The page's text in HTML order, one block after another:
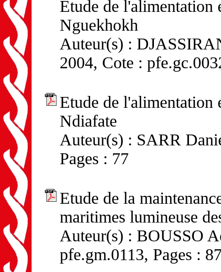
Etude de l'alimentation
Nguekhokh
Auteur(s) :
2004, Cote :
Etude de l'alimentation
Ndiafate
Auteur(s) : SARR
Pages : 77
Etude de la
maritimes lumineuse
Auteur(s) : BOUSSO
pfe.gm.0113, Pages :